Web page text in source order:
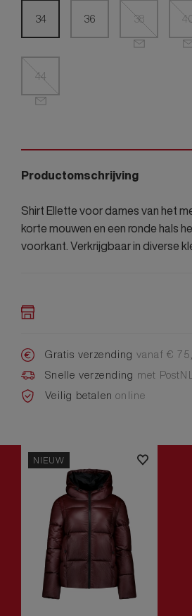
34 36 38
44
Productomschrijving
Shirt Ellette voor dames van het
korte mouwen en een ronde hals
voorkant. Verkrijgbaar in diverse
Gratis verzending vanaf €
Snelle verzending met
Veilig betalenonline
NIEUW